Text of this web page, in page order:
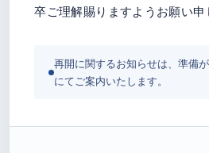
卒ご理解賜りますようお願い申
再開に関するお知らせは、準備
にてご案内いたします。